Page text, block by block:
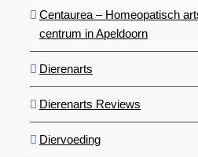
Centaurea – Homeopatisch
centrum in Apeldoorn
Dierenarts
Dierenarts Reviews
Diervoeding